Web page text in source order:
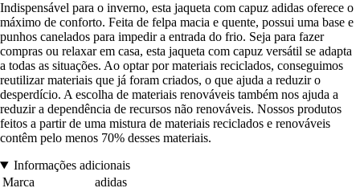
Indispensável para o inverno, esta jaqueta com capuz adidas oferece o
máximo de conforto. Feita de felpa macia e quente, possui uma base e
punhos canelados para impedir a entrada do frio. Seja para fazer
compras ou relaxar em casa, esta jaqueta com capuz versátil se adapta
a todas as situações. Ao optar por materiais reciclados, conseguimos
reutilizar materiais que já foram criados, o que ajuda a reduzir o
desperdício. A escolha de materiais renováveis também nos ajuda a
reduzir a dependência de recursos não renováveis. Nossos produtos
feitos a partir de uma mistura de materiais reciclados e renováveis
contêm pelo menos 70% desses materiais.
Informações adicionais
Marca
adidas